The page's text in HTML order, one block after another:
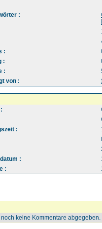
:
:
:
:
von :
:
:
:
noch keine Kommentare abgegeben.